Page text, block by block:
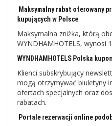
Maksymalny rabat oferowany
kupujących w Polsce
Maksymalna zniżka, którą
WYNDHAMHOTELS, wynosi
WYNDHAMHOTELS Polska
Klienci subskrybujący
mogą otrzymywać biuletyny
ofertach specjalnych oraz
rabatach.
Portale rezerwacji online